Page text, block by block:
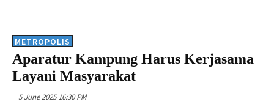
METROPOLIS
Aparatur Kampung Harus Kerjasama
Layani Masyarakat
5 June 2025 16:30 PM